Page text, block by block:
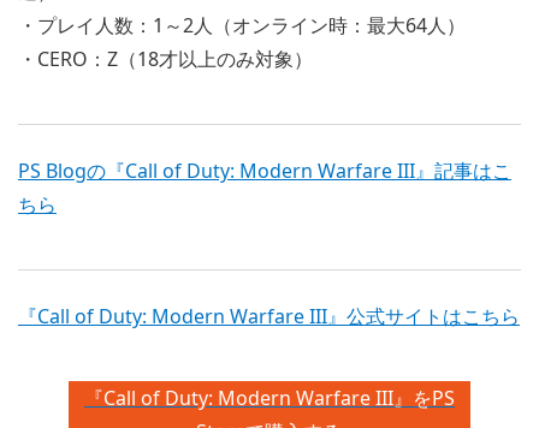
・プレイ人数：1～2人（オンライン時：最大64人）
・CERO：Z（18才以上のみ対象）
PS Blogの『Call of Duty: Modern Warfare III』記事はこ
ちら
『Call of Duty: Modern Warfare III』公式サイトはこちら
『Call of Duty: Modern Warfare III』をPS